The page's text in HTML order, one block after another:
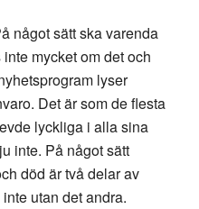
något sätt ska varenda
mycket om det och
lyser
Det är som de flesta
lyckliga i alla sina
inte. På något sätt
död är två delar av
utan det andra.